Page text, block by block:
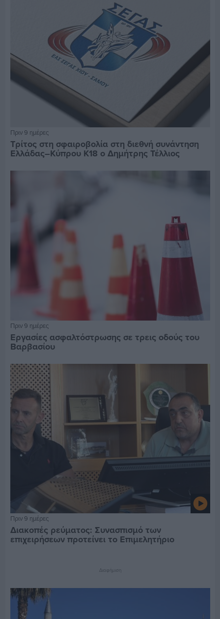
Πριν 9 ημέρες
Τρίτος στη σφαιροβολία στη διεθνή συνάντηση
Ελλάδας–Κύπρου Κ18 ο Δημήτρης Τέλλιος
Πριν 9 ημέρες
Εργασίες ασφαλτόστρωσης σε τρεις οδούς του
Βαρβασίου
Πριν 9 ημέρες
Διακοπές ρεύματος: Συνασπισμό των
επιχειρήσεων προτείνει το Επιμελητήριο
Διαφήμιση